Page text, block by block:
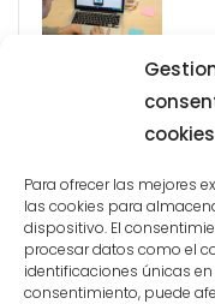
cookies
Para ofrecer las mejores
las cookies para
dispositivo. El
procesar datos como el
identificaciones únicas en
consentimiento, puede